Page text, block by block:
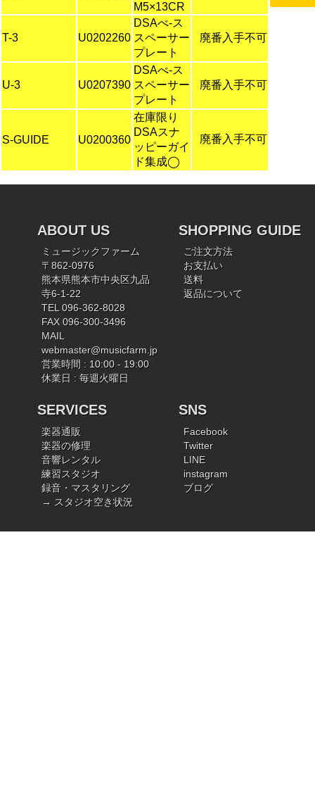
M5×13CR
T-3 U0202260
DSAべ-ス
スペーサー
プレート
廃番入手不可
U-3 U0207390
DSAべ-ス
スペーサー
プレート
廃番入手不可
S-GUIDE U0200360
在庫限り
DSAスナ
ッピーガイ
ド集成◯
廃番入手不可
ABOUT US
ミュージックファーム
〒862-0976
熊本県熊本市中央区九品
寺6-1-22
TEL 096-362-8028
FAX 096-300-3496
MAIL
webmaster@musicfarm.jp
営業時間 : 10:00 - 19:00
休業日 : 毎週火曜日
SHOPPING GUIDE
ご注文方法
お支払い
送料
返品について
SERVICES
楽器通販
楽器の修理
音響レンタル
練習スタジオ
録音・マスタリング
→ スタジオ空き状況
SNS
Facebook
Twitter
LINE
instagram
ブログ